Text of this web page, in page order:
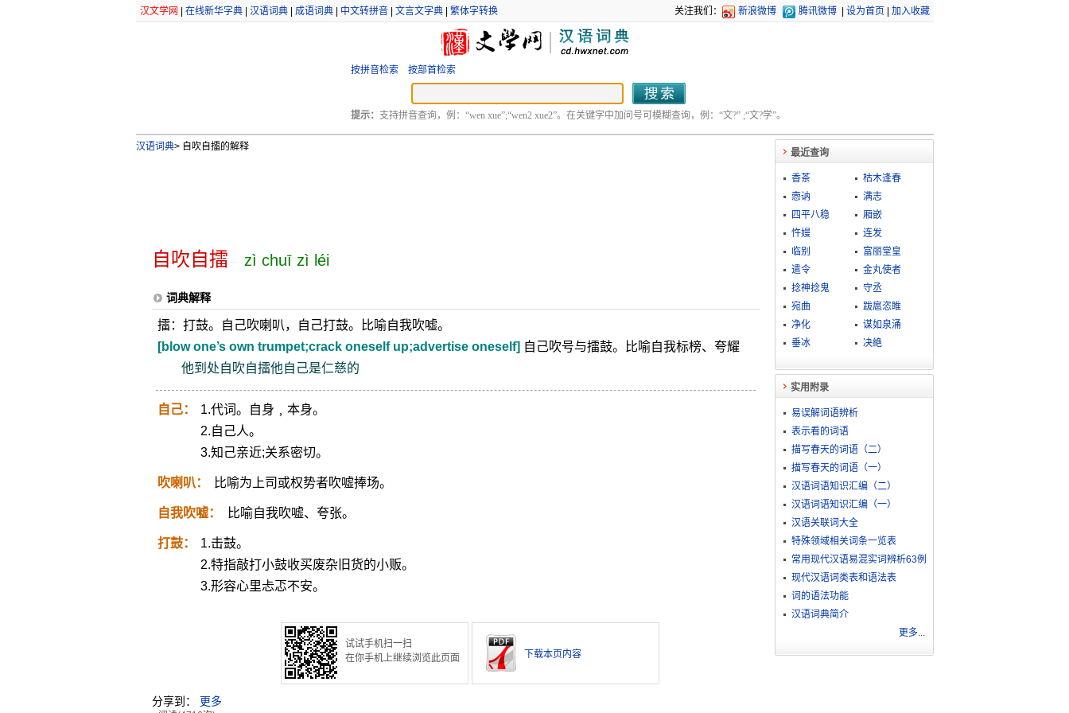
汉文学网 在线新华字典| 汉语词典| 成语词典| 中文转拼音| 文言文字典| 繁体字转换 关注我们： 新浪微博 腾讯微博 设为首页 加入收藏
按拼音检索 按部首检索
提示： 支持拼音查询，例：“wen xue”;“wen2 xue2”。在关键字中加问号可模糊查询，例：“文?” ;“文?学”。
汉语词典>自吹自擂的解释
自吹自擂 zì chuī zì léi
词典解释
擂：打鼓。自己吹喇叭，自己打鼓。比喻自我吹嘘。
[blow one’s own trumpet;crack oneself up;advertise oneself] 自己吹号与擂鼓。比喻自我标榜、夸耀
他到处自吹自擂他自己是仁慈的
自己：
1.代词。自身﹐本身。
2.自己人。
3.知己亲近;关系密切。
吹喇叭： 比喻为上司或权势者吹嘘捧场。
自我吹嘘： 比喻自我吹嘘、夸张。
打鼓：
1.击鼓。
2.特指敲打小鼓收买废杂旧货的小贩。
3.形容心里忐忑不安。
试试手机扫一扫
在你手机上继续浏览此页面
下载本页内容
分享到： 更多
最近查询
香茶
枯木逢春
悫讷
满志
四平八稳
厢嵌
忤嫚
连发
临别
富丽堂皇
遣令
金丸使者
捻神捻鬼
守丞
宛曲
跋扈恣睢
净化
谋如泉涌
垂冰
决絶
实用附录
易误解词语辨析
表示看的词语
描写春天的词语（二）
描写春天的词语（一）
汉语词语知识汇编（二）
汉语词语知识汇编（一）
汉语关联词大全
特殊领域相关词条一览表
常用现代汉语易混实词辨析63例
现代汉语词类表和语法表
词的语法功能
汉语词典简介
更多...